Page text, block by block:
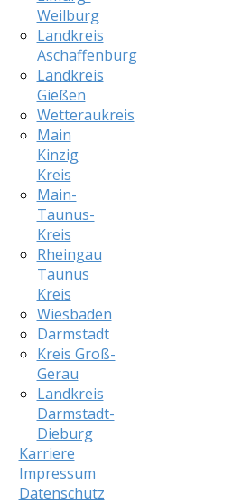
Weilburg
Landkreis
Aschaffenburg
Landkreis
Gießen
Wetteraukreis
Main
Kinzig
Kreis
Main-
Taunus-
Kreis
Rheingau
Taunus
Kreis
Wiesbaden
Darmstadt
Kreis Groß-
Gerau
Landkreis
Darmstadt-
Dieburg
Karriere
Impressum
Datenschutz